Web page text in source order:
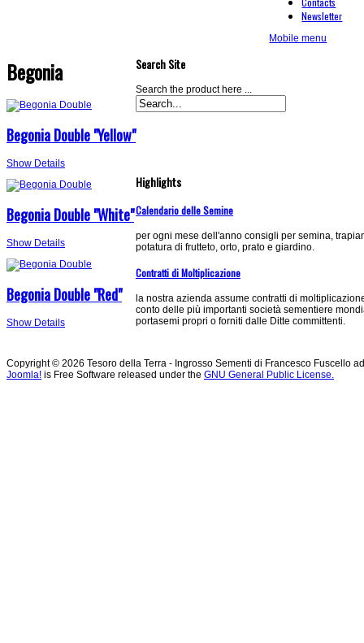
Newsletter
Mobile menu
Begonia
Begonia Double "Yellow"
Show Details
Begonia Double "White"
Show Details
Begonia Double "Red"
Show Details
Search Site
Search the product here ...
Highlights
Calendario delle Semine
per ogni mese dell'anno consigli per semina,
potatura di frutteto, orto, prato e giardino.
Contratti di Moltiplicazione
la nostra azienda assume contratti di
conto delle più importanti società sementiere
portasemi propri o forniti dalle Ditte committenti.
Copyright © 2026 Tesoro della Terra - Ingrosso Sementi di Francesco Fuscello
Joomla! is Free Software released under the GNU General Public License.